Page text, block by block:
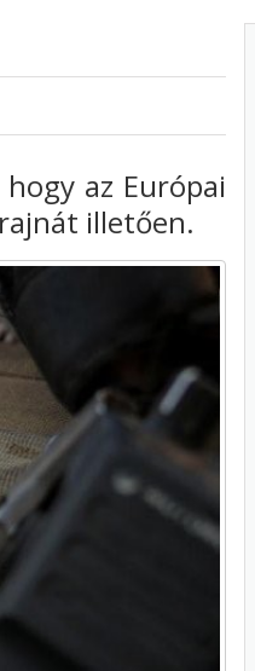
hogy az Európai
illetően.